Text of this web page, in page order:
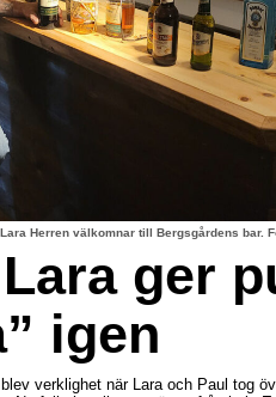
Herren välkomnar till Bergsgårdens bar.
ger
igen
verklighet när Lara och Paul tog